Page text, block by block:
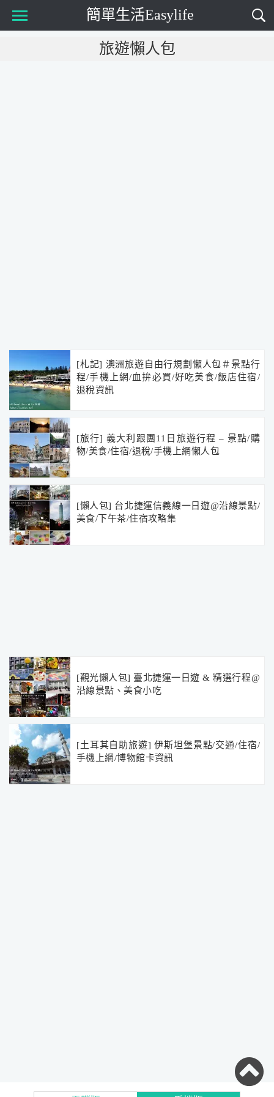
簡單生活Easylife
旅遊懶人包
[札記] 澳洲旅遊自由行規劃懶人包＃景點行
程/手機上網/血拚必買/好吃美食/飯店住宿/
退稅資訊
[旅行] 義大利跟團11日旅遊行程 – 景點/購
物/美食/住宿/退稅/手機上網懶人包
[懶人包] 台北捷運信義線一日遊@沿線景點/
美食/下午茶/住宿攻略集
[觀光懶人包] 臺北捷運一日遊 & 精選行程@
沿線景點、美食小吃
[土耳其自助旅遊] 伊斯坦堡景點/交通/住宿/
手機上網/博物館卡資訊